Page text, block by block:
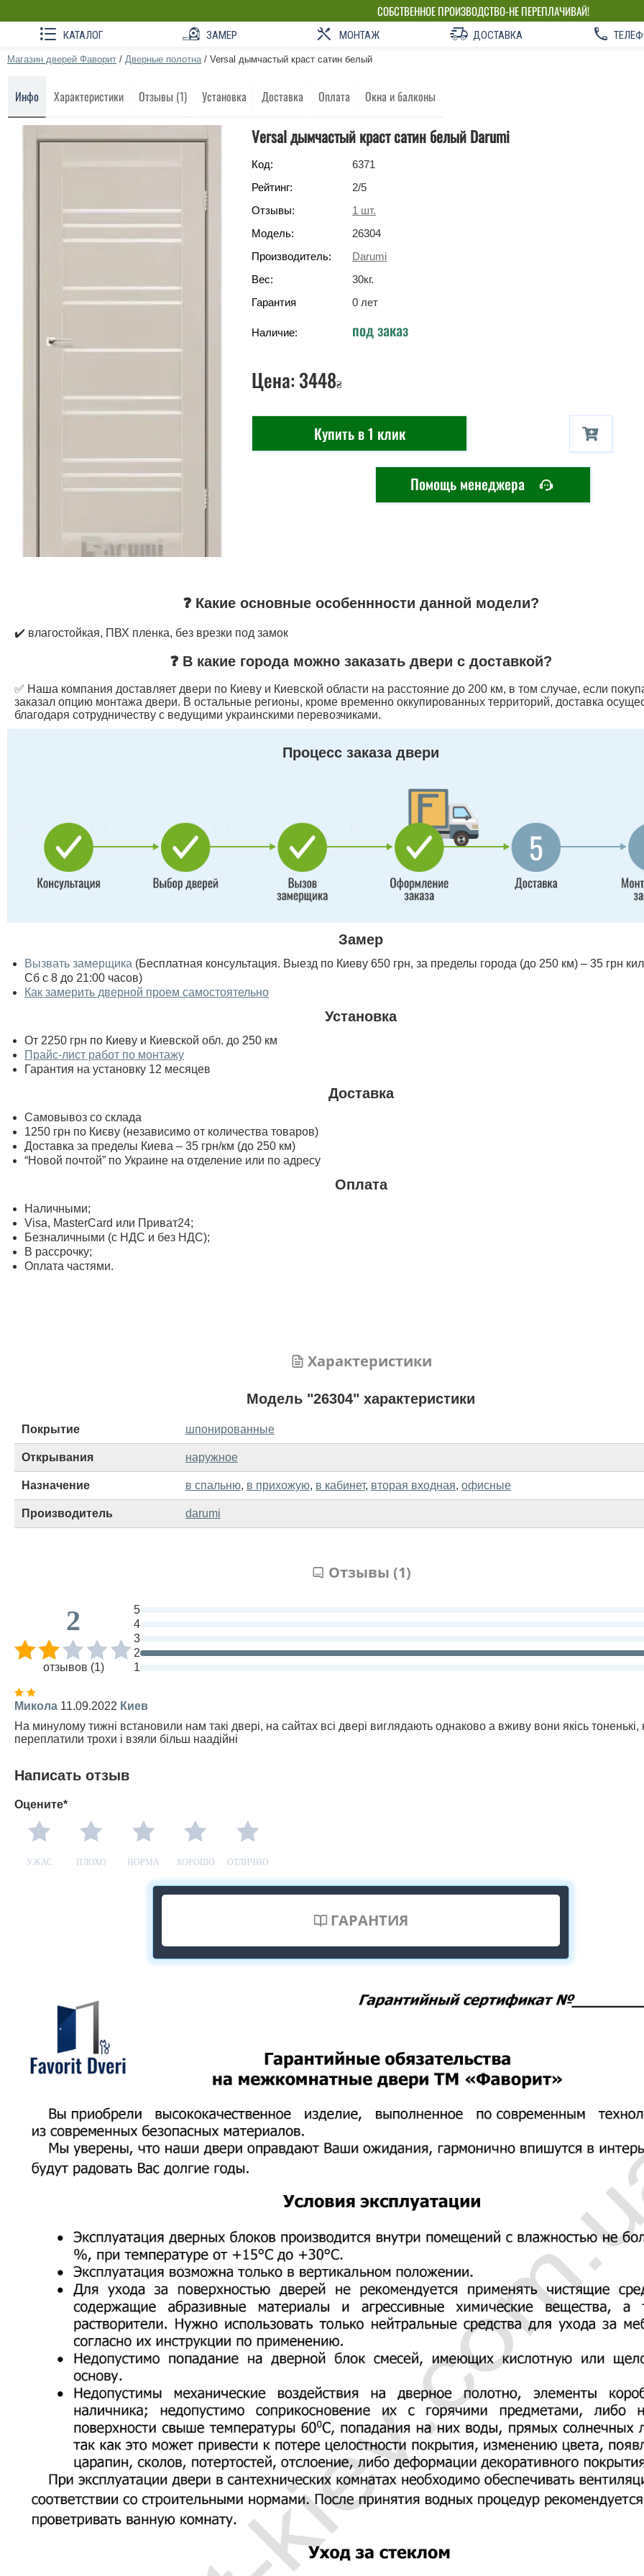
СОБСТВЕННОЕ ПРОИЗВОДСТВО-НЕ ПЕРЕПЛАЧИВАЙ!
КАТАЛОГ ЗАМЕР МОНТАЖ ДОСТАВКА
Магазин дверей Фаворит / Дверные полотна / Versal дымчастый краст сатин белый
Инфо Характеристики Отзывы (1) Установка Доставка Оплата Окна и балконы
Versal дымчастый краст сатин белый Darumi
Код:
6371
Рейтинг:
2/5
Отзывы:
1 шт.
Модель:
26304
Производитель:
Darumi
Вес:
30кг.
Гарантия
0 лет
Наличие: под заказ
Цена: 3448₴
Купить в 1 клик
Помощь менеджера
❓ Какие основные особеннности данной модели?
✔️ влагостойкая, ПВХ пленка, без врезки под замок
❓ В какие города можно заказать двери с доставкой?
✅ Наша компания доставляет двери по Киеву и Киевской области на расстояние до 200 км, в том случае, если
заказал опцию монтажа двери. В остальные регионы, кроме временно оккупированных территорий, доставка
благодаря сотрудничеству с ведущими украинскими перевозчиками.
Процесс заказа двери
Замер
Вызвать замерщика (Бесплатная консультация. Выезд по Киеву 650 грн, за пределы города (до 250 км) – 35 грн
Сб с 8 до 21:00 часов)
Как замерить дверной проем самостоятельно
Установка
От 2250 грн по Киеву и Киевской обл. до 250 км
Прайс-лист работ по монтажу
Гарантия на установку 12 месяцев
Доставка
Самовывоз со склада
1250 грн по Києву (независимо от количества товаров)
Доставка за пределы Киева – 35 грн/км (до 250 км)
“Новой почтой” по Украине на отделение или по адресу
Оплата
Наличными;
Visa, MasterСard или Приват24;
Безналичными (с НДС и без НДС);
В рассрочку;
Оплата частями.
Характеристики
Модель "26304" характеристики
Покрытие шпонированные
Открывания наружное
Назначение в спальню, в прихожую, в кабинет, вторая входная, офисные
Производитель darumi
Отзывы (1)
2
отзывов (1)
5
4
3
2
1
Микола 11.09.2022 Киев
На минулому тижні встановили нам такі двері, на сайтах всі двері виглядають однаково а вживу вони якісь
переплатили трохи і взяли більш наадійні
Написать отзыв
Оцените*
УЖАС ПЛОХО НОРМА ХОРОШО ОТЛИЧНО
ГАРАНТИЯ